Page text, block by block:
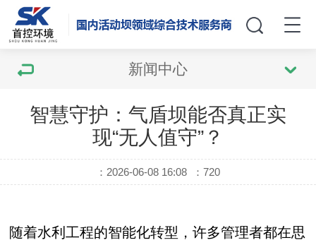
新闻中心
智慧守护：气盾坝能否真正实
现“无人值守”？
：2026-06-08 16:08 ：720
随着水利工程的智能化转型，许多管理者都在思